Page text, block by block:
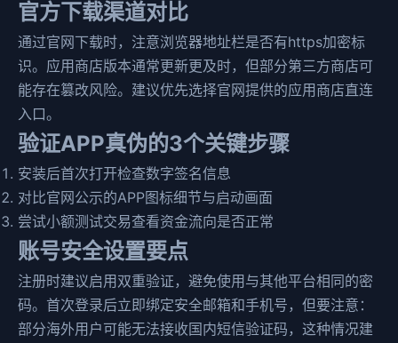
官方下载渠道对比
通过官网下载时，注意浏览器地址栏是否有https加密标
识。应用商店版本通常更新更及时，但部分第三方商店可
能存在篡改风险。建议优先选择官网提供的应用商店直连
入口。
验证APP真伪的3个关键步骤
安装后首次打开检查数字签名信息
对比官网公示的APP图标细节与启动画面
尝试小额测试交易查看资金流向是否正常
账号安全设置要点
注册时建议启用双重验证，避免使用与其他平台相同的密
码。首次登录后立即绑定安全邮箱和手机号，但要注意：
部分海外用户可能无法接收国内短信验证码，这种情况建